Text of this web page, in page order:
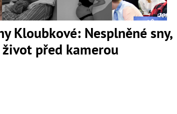
Kloubkové: Nesplněné sny,
před kamerou